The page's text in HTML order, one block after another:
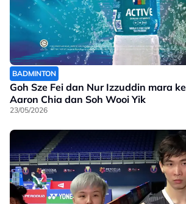
BADMINTON
Goh Sze Fei dan Nur Izzuddin mara
Aaron Chia dan Soh Wooi Yik
23/05/2026